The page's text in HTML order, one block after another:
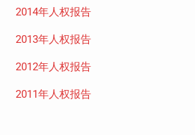
2014年人权报告
2013年人权报告
2012年人权报告
2011年人权报告